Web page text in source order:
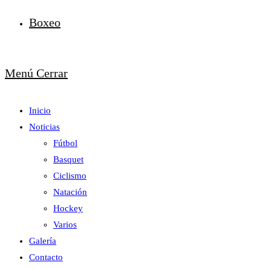
Boxeo
Menú Cerrar
Inicio
Noticias
Fútbol
Basquet
Ciclismo
Natación
Hockey
Varios
Galería
Contacto